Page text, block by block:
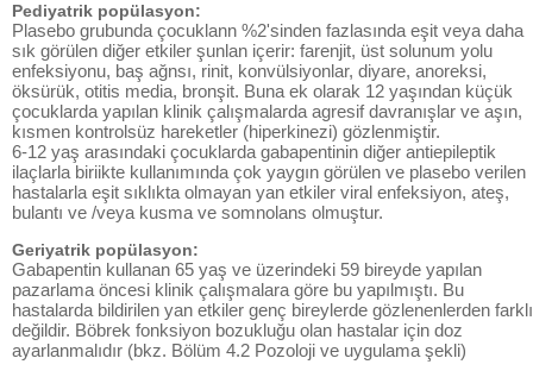
Pediyatrik popülasyon:
Plasebo grubunda çocuklann %2'sinden fazlasında eşit veya daha
sık görülen diğer etkiler şunlan içerir: farenjit, üst solunum yolu
enfeksiyonu, baş ağnsı, rinit, konvülsiyonlar, diyare, anoreksi,
öksürük, otitis media, bronşit. Buna ek olarak 12 yaşından küçük
çocuklarda yapılan klinik çalışmalarda agresif davranışlar ve aşın,
kısmen kontrolsüz hareketler (hiperkinezi) gözlenmiştir.
6-12 yaş arasındaki çocuklarda gabapentinin diğer antiepileptik
ilaçlarla biriikte kullanımında çok yaygın görülen ve plasebo verilen
hastalarla eşit sıklıkta olmayan yan etkiler viral enfeksiyon, ateş,
bulantı ve /veya kusma ve somnolans olmuştur.
Geriyatrik popülasyon:
Gabapentin kullanan 65 yaş ve üzerindeki 59 bireyde yapılan
pazarlama öncesi klinik çalışmalara göre bu yapılmıştı. Bu
hastalarda bildirilen yan etkiler genç bireylerde gözlenenlerden farklı
değildir. Böbrek fonksiyon bozukluğu olan hastalar için doz
ayarlanmalıdır (bkz. Bölüm 4.2 Pozoloji ve uygulama şekli)